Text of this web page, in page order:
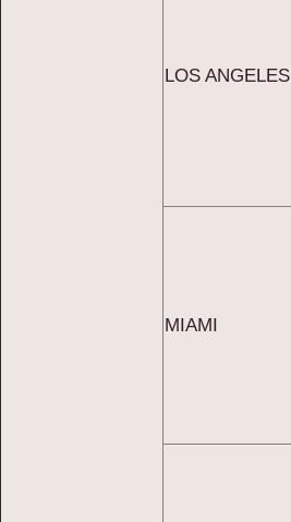
LOS ANGELES
MIAMI